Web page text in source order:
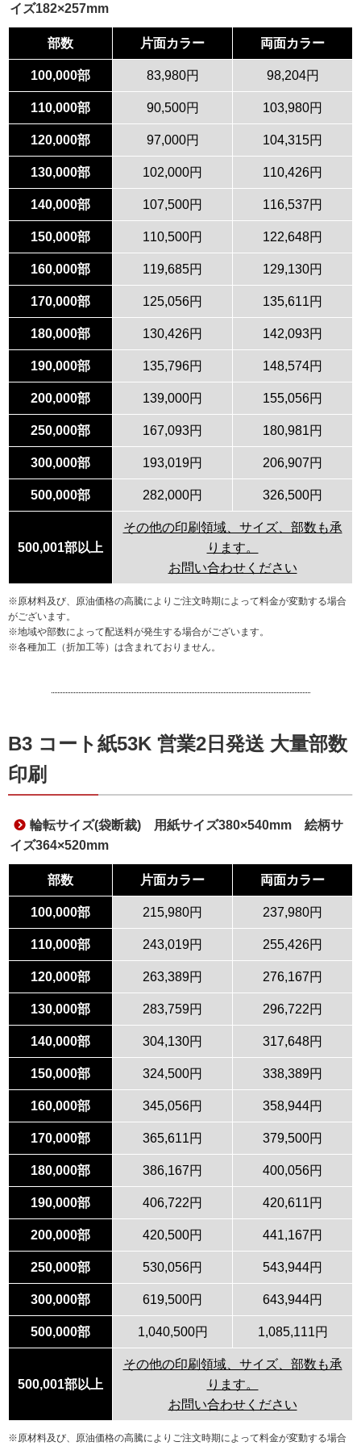
イズ182×257mm
部数 片面カラー 両面カラー
100,000部 83,980円 98,204円
110,000部 90,500円 103,980円
120,000部 97,000円 104,315円
130,000部 102,000円 110,426円
140,000部 107,500円 116,537円
150,000部 110,500円 122,648円
160,000部 119,685円 129,130円
170,000部 125,056円 135,611円
180,000部 130,426円 142,093円
190,000部 135,796円 148,574円
200,000部 139,000円 155,056円
250,000部 167,093円 180,981円
300,000部 193,019円 206,907円
500,000部 282,000円 326,500円
500,001部以上
その他の印刷領域、サイズ、部数も承
ります。
お問い合わせください
※原材料及び、原油価格の高騰によりご注文時期によって料金が変動する場合
がございます。
※地域や部数によって配送料が発生する場合がございます。
※各種加工（折加工等）は含まれておりません。
B3 コート紙53K 営業2日発送 大量部数
印刷
輪転サイズ(袋断裁) 用紙サイズ380×540mm 絵柄サ
イズ364×520mm
部数 片面カラー 両面カラー
100,000部 215,980円 237,980円
110,000部 243,019円 255,426円
120,000部 263,389円 276,167円
130,000部 283,759円 296,722円
140,000部 304,130円 317,648円
150,000部 324,500円 338,389円
160,000部 345,056円 358,944円
170,000部 365,611円 379,500円
180,000部 386,167円 400,056円
190,000部 406,722円 420,611円
200,000部 420,500円 441,167円
250,000部 530,056円 543,944円
300,000部 619,500円 643,944円
500,000部 1,040,500円 1,085,111円
500,001部以上
その他の印刷領域、サイズ、部数も承
ります。
お問い合わせください
※原材料及び、原油価格の高騰によりご注文時期によって料金が変動する場合